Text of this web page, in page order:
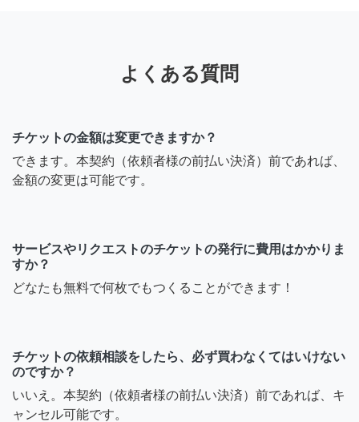
よくある質問
チケットの金額は変更できますか？
できます。本契約（依頼者様の前払い決済）前であれば、
金額の変更は可能です。
サービスやリクエストのチケットの発行に費用はかかりま
すか？
どなたも無料で何枚でもつくることができます！
チケットの依頼相談をしたら、必ず買わなくてはいけない
のですか？
いいえ。本契約（依頼者様の前払い決済）前であれば、キ
ャンセル可能です。